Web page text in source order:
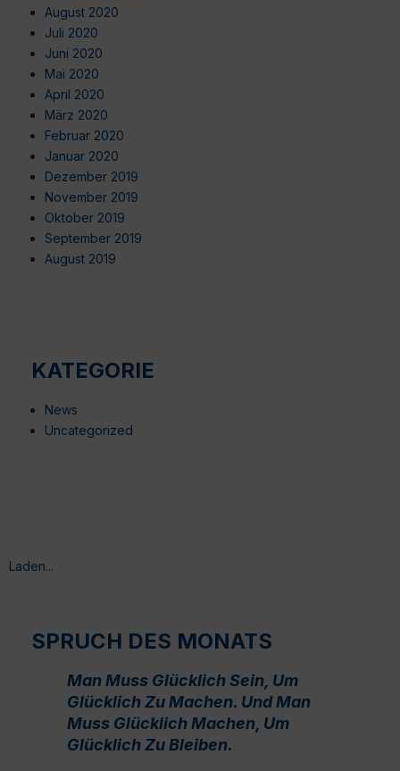
August 2020
Juli 2020
Juni 2020
Mai 2020
April 2020
März 2020
Februar 2020
Januar 2020
Dezember 2019
November 2019
Oktober 2019
September 2019
August 2019
KATEGORIE
News
Uncategorized
Laden...
SPRUCH DES MONATS
Man Muss Glücklich Sein, Um
Glücklich Zu Machen. Und Man
Muss Glücklich Machen, Um
Glücklich Zu Bleiben.